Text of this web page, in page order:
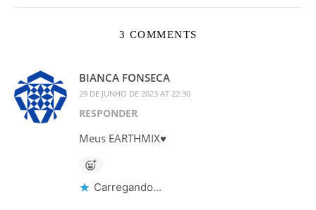
3 COMMENTS
BIANCA FONSECA
29 DE JUNHO DE 2023 AT 22:30
RESPONDER
Meus EARTHMIX♥
Carregando...